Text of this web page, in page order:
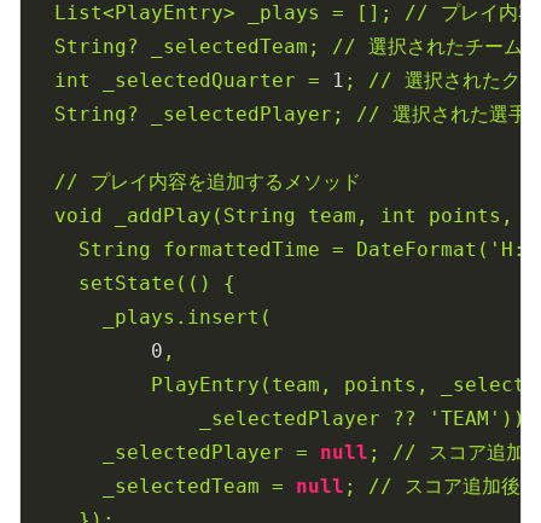
List<PlayEntry>
_plays = []; //
プレイ内
String?
_selectedTeam; // 選択されたチーム
int
_selectedQuarter = 1 ; // 選択されたク
String?
_selectedPlayer; // 選択された選手
//
プレイ内容を追加するメソッド
void
_addPlay(String team, int points,
String
formattedTime =
setState(()
{
_plays.insert(
0 ,
PlayEntry(team,
points,
_selectedPlayer
?? 'TEAM' ));
_selectedPlayer = null ; //
スコア追加
_selectedTeam = null ; //
スコア追加後